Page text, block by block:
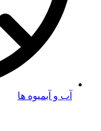
آب و آبمیوه ها